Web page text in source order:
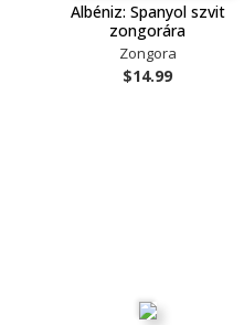
Albéniz: Spanyol szvit
zongorára
Zongora
$14.99